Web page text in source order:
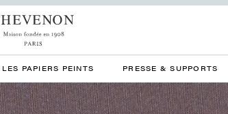
LES PAPIERS PEINTS PRESSE & SUPPORTS